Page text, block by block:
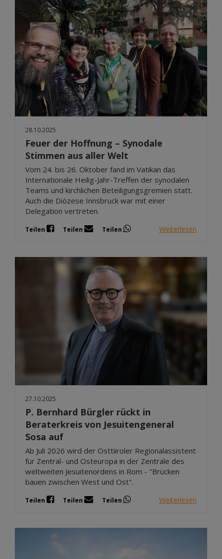
28.10.2025
Feuer der Hoffnung – Synodale
Stimmen aus aller Welt
Vom 24. bis 26. Oktober fand im Vatikan das
Internationale Heilig-Jahr-Treffen der synodalen
Teams und kirchlichen Beteiligungsgremien statt.
Auch die Diözese Innsbruck war mit einer
Delegation vertreten.
Teilen Teilen Teilen Weiterlesen
27.10.2025
P. Bernhard Bürgler rückt in
Beraterkreis von Jesuitengeneral
Sosa auf
Ab Juli 2026 wird der Osttiiroler Regionalassistent
für Zentral- und Osteuropa in der Zentrale des
weltweiten Jesuitenordens in Rom - "Brücken
bauen zwischen West und Ost".
Teilen Teilen Teilen Weiterlesen